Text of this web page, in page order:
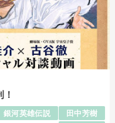
銀河英雄伝説
田中芳樹